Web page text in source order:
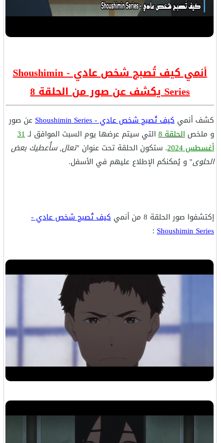
أنمي كيف تُصبح شخص عادي - Shoushimin
Series يكشف عن صور من الحلقة 8
كشف أنمي كيف تُصبح شخص عادي - Shoushimin Series
عن صور
و ملخص الحلقة 8 التي سيتم عرضها يوم السبت الموافق لـ31
أغسطس 2024
. ستكون الحلقة تحت عنوان "تعال, سأُعطيك بعض
الحلوى" و يُمكنكم الإطلاع عليهم في الأسفل.
إكتشفوا صور الحلقة 8 من أنمي
كيف تُصبح شخص عادي -
Shoushimin Series
: